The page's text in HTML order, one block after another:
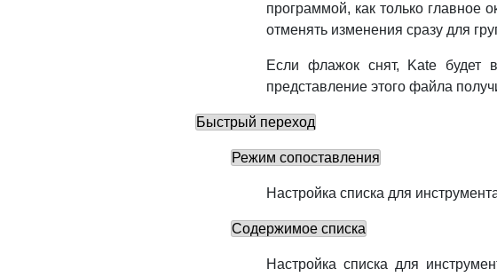
программой, как только главное
отменять изменения сразу для
Если флажок снят, Kate будет
представление этого файла
Быстрый переход
Режим сопоставления
Настройка списка для
Содержимое списка
Настройка списка для